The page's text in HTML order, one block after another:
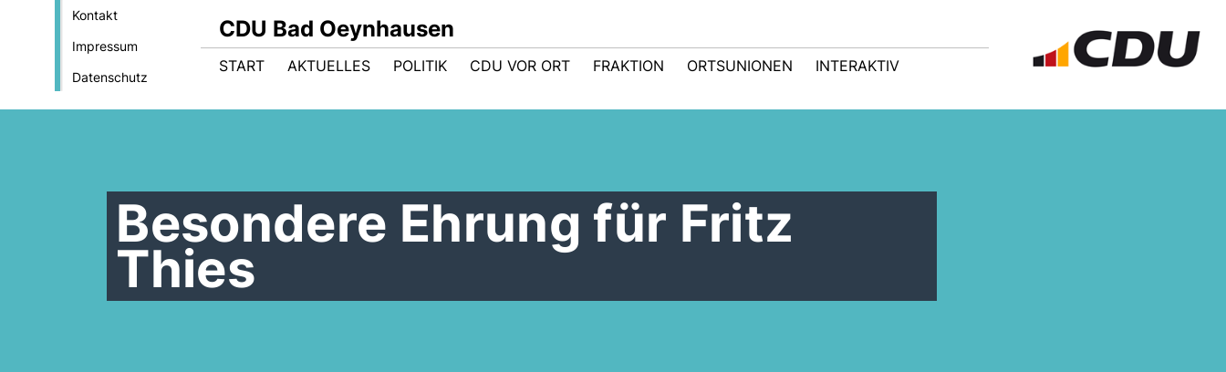
Kontakt
Impressum
Datenschutz
CDU Bad Oeynhausen
START AKTUELLES POLITIK CDU VOR ORT FRAKTION ORTSUNIONEN INTERAKTIV
Besondere Ehrung für Fritz
Thies